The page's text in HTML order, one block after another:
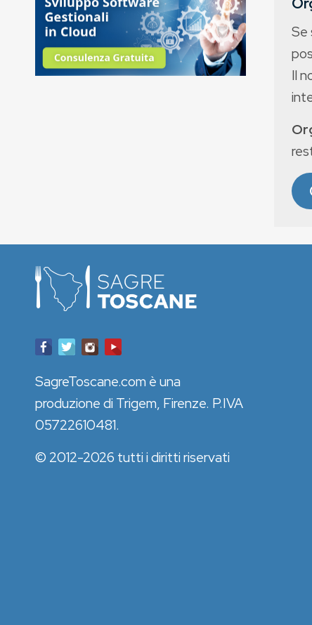
Se
Il
SagreToscane.com è una
produzione di Trigem, Firenze. P.IVA
05722610481.
© 2012-2026 tutti i diritti riservati